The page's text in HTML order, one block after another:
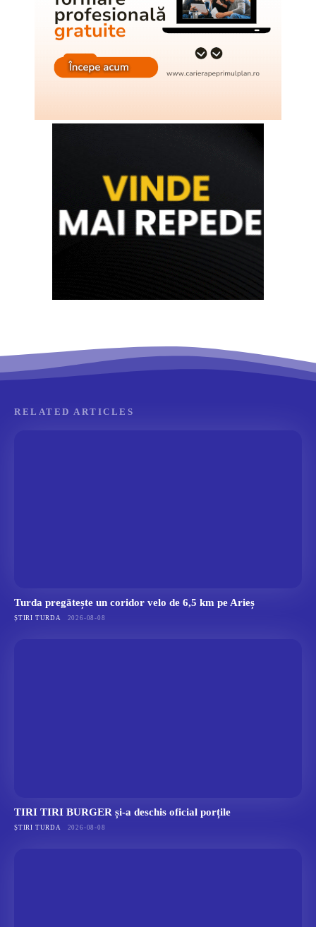
RELATED ARTICLES
Turda pregătește un coridor velo de 6,5 km pe Arieș
ȘTIRI TURDA 2026-08-08
TIRI TIRI BURGER și-a deschis oficial porțile
ȘTIRI TURDA 2026-08-08